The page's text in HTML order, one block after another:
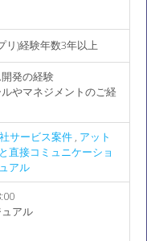
リ)経験年数3年以上
発の経験
やマネジメントのご経
サービス案件 , アット
直接コミュニケーショ
アル
アル